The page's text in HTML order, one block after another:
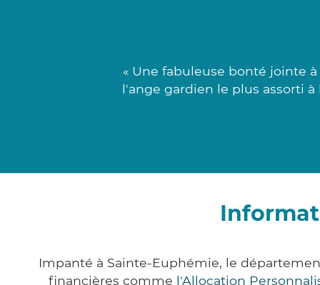
« Une fabuleuse bonté jointe
l'ange gardien le plus assorti
Impanté à Sainte-Euphémie, le
financières comme l'Allocation